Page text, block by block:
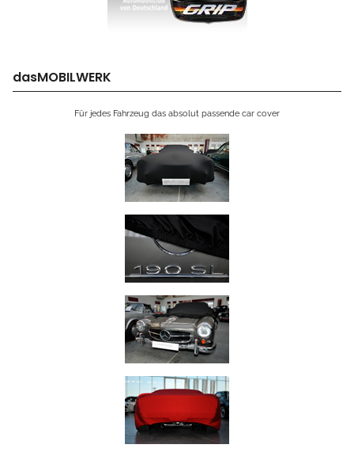
dasMOBILWERK
Für jedes Fahrzeug das absolut passende car cover